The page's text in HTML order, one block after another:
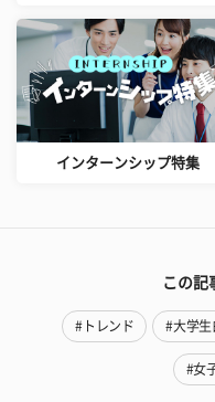
インターンシップ特集
この記
#トレンド #大学生
#女